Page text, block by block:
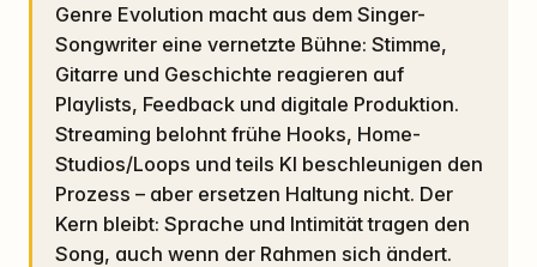
Genre Evolution macht aus dem Singer-
Songwriter eine vernetzte Bühne: Stimme,
Gitarre und Geschichte reagieren auf
Playlists, Feedback und digitale Produktion.
Streaming belohnt frühe Hooks, Home-
Studios/Loops und teils KI beschleunigen den
Prozess – aber ersetzen Haltung nicht. Der
Kern bleibt: Sprache und Intimität tragen den
Song, auch wenn der Rahmen sich ändert.